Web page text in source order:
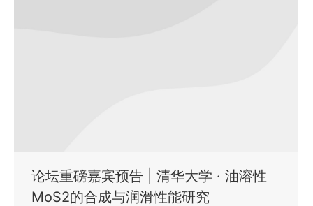
论坛重磅嘉宾预告 | 清华大学 · 油溶性
MoS2的合成与润滑性能研究